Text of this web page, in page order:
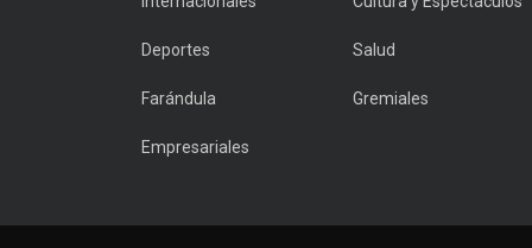
Deportes Salud
Farándula Gremiales
Empresariales